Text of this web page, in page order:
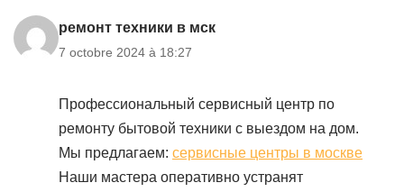
ремонт техники в мск
7 octobre 2024 à 18:27
Профессиональный сервисный центр по
ремонту бытовой техники с выездом на дом.
Мы предлагаем: сервисные центры в москве
Наши мастера оперативно устранят